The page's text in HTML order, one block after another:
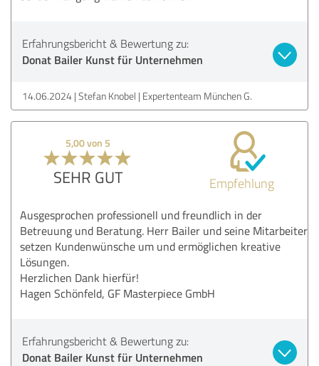
Erfahrungsbericht & Bewertung zu:
Donat Bailer Kunst für Unternehmen
14.06.2024 Stefan Knobel | Expertenteam München G.
5,00 von 5
SEHR GUT Empfehlung
Ausgesprochen professionell und freundlich in der
Betreuung und Beratung. Herr Bailer und seine Mitarbeiter
setzen Kundenwünsche um und ermöglichen kreative
Lösungen.
Herzlichen Dank hierfür!
Hagen Schönfeld, GF Masterpiece GmbH
Erfahrungsbericht & Bewertung zu:
Donat Bailer Kunst für Unternehmen